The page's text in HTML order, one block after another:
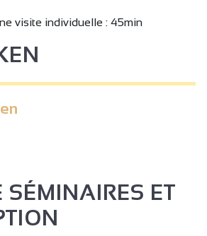
visite individuelle : 45min
SÉMINAIRES ET